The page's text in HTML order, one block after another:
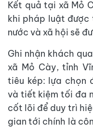
Kết quả tại xã Mỏ
khi pháp luật được
nước và xã hội sẽ
Ghi nhận khách
xã Mỏ Cày, tỉnh
tiêu kép: lựa chọn
và tiết kiệm tối đa
cốt lõi để duy trì
gian tới chính là